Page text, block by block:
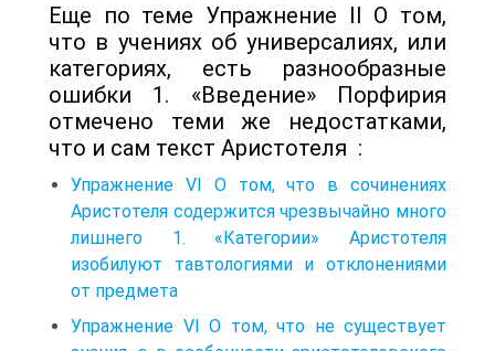
Еще по теме Упражнение II О том,
что в учениях об универсалиях, или
категориях, есть разнообразные
ошибки 1. «Введение» Порфирия
отмечено теми же недостатками,
что и сам текст Аристотеля :
Упражнение VI О том, что в сочинениях
Аристотеля содержится чрезвычайно много
лишнего 1. «Категории» Аристотеля
изобилуют тавтологиями и отклонениями
от предмета
Упражнение VI О том, что не существует